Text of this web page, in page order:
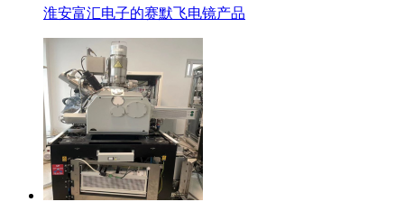
淮安富汇电子的赛默飞电镜产品